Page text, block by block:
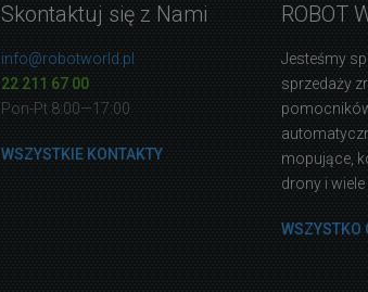
Skontaktuj się z Nami
info@robotworld.pl
22 211 67 00
Pon-Pt 8:00—17:00
WSZYSTKIE KONTAKTY
ROBOT
Jesteśmy
sprzedaży
mopujące,
drony i
WSZYSTKO